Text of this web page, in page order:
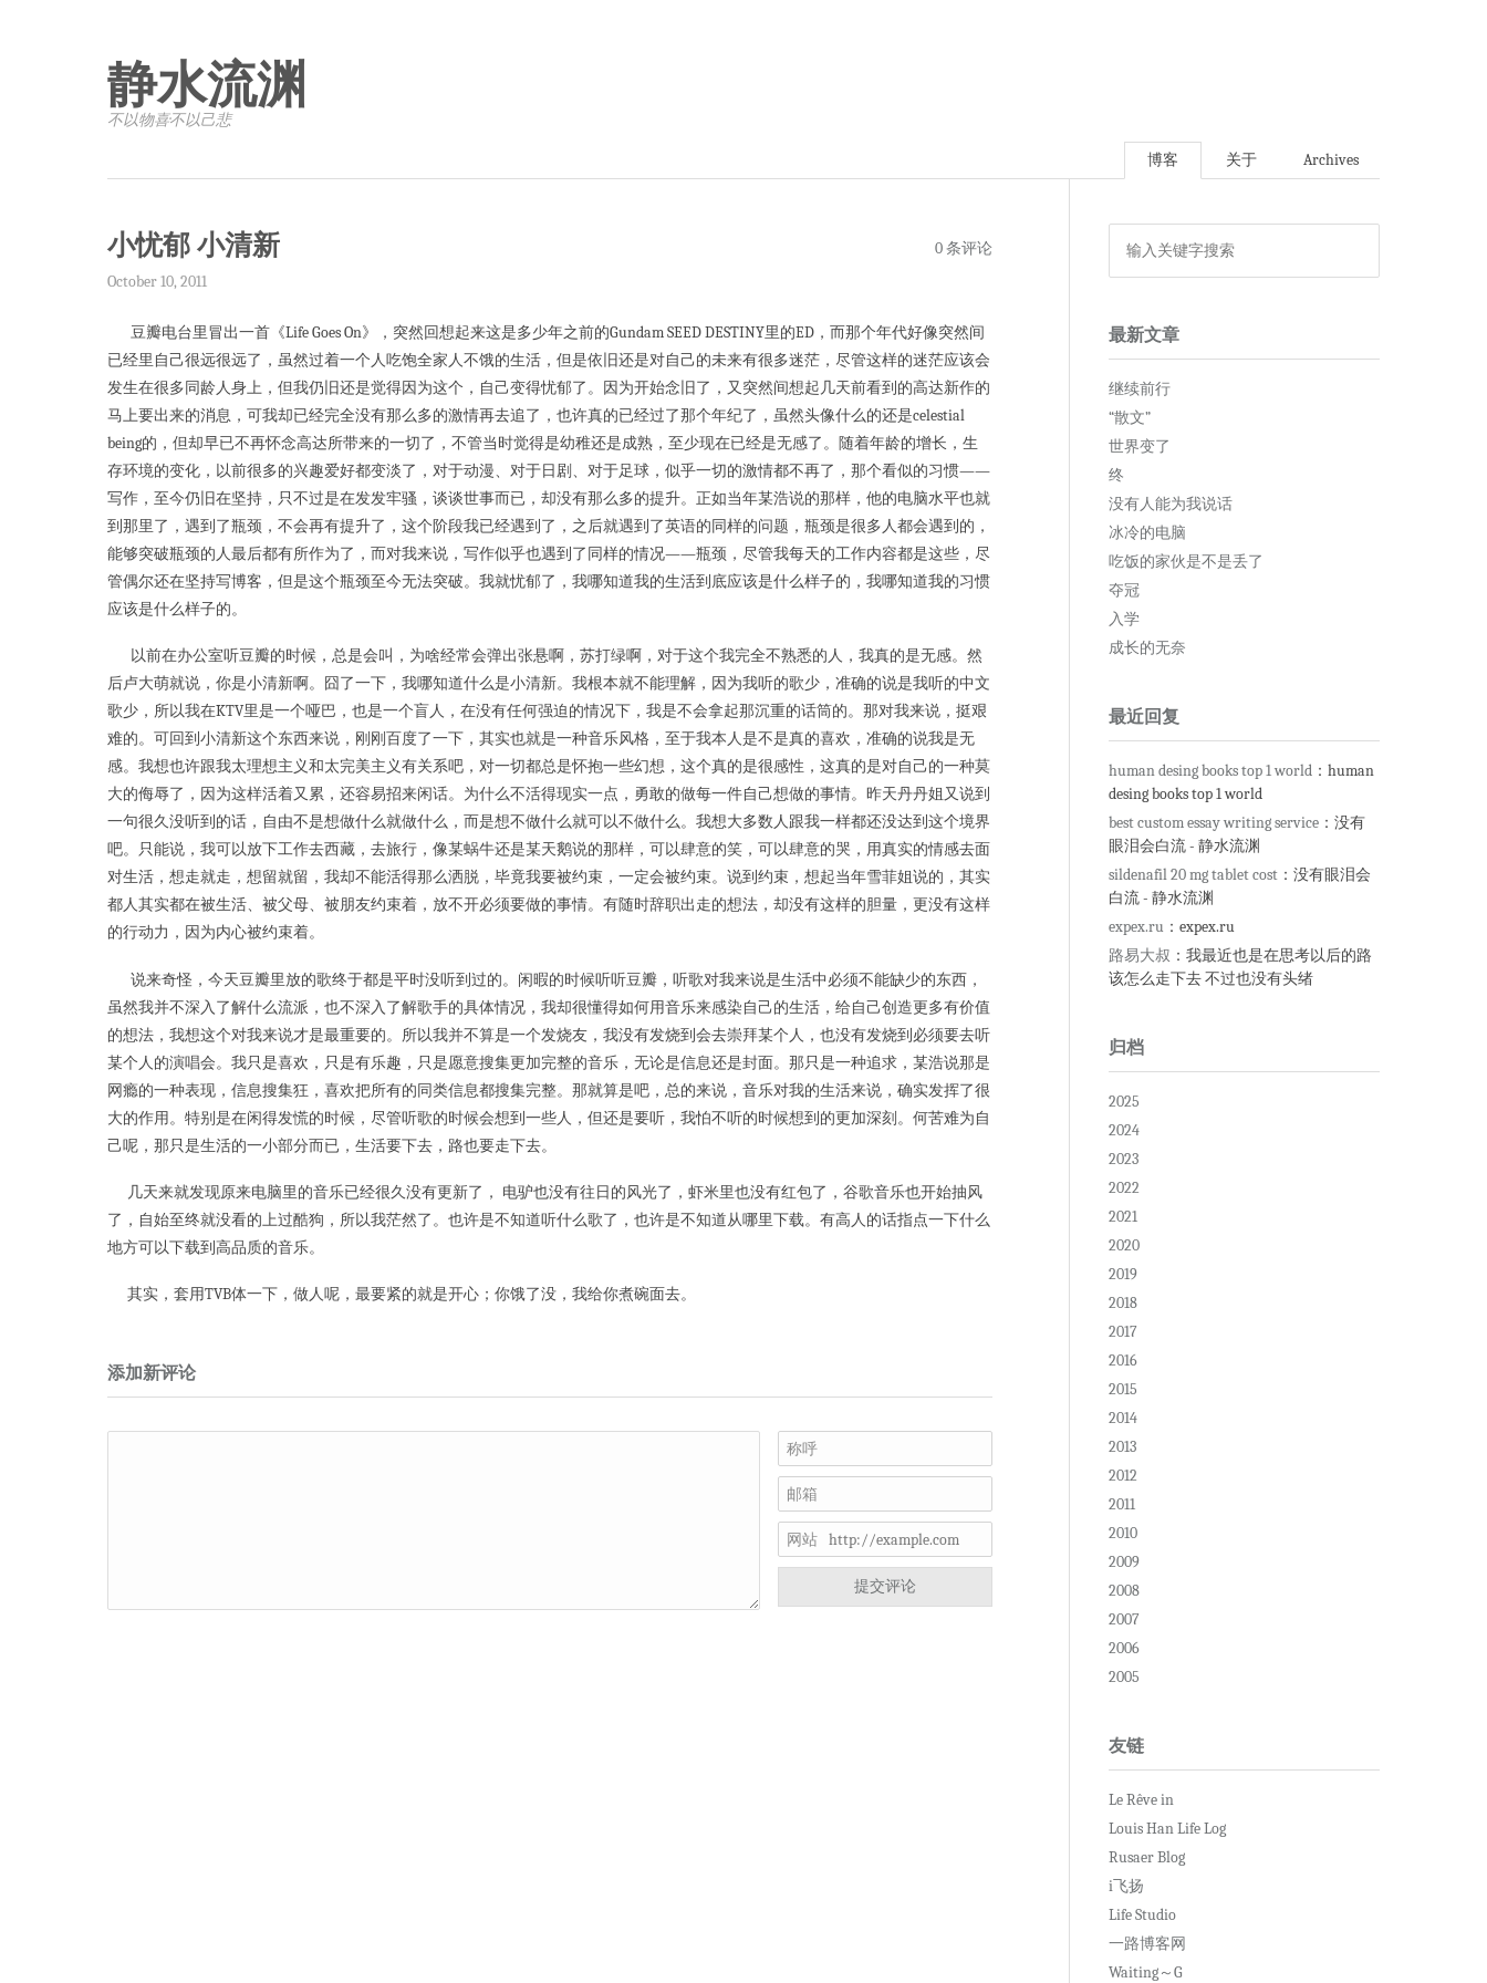
静水流渊
不以物喜·不以己悲
博客 关于 Archives
小忧郁 小清新
October 10, 2011
0 条评论
豆瓣电台里冒出一首《Life Goes On》，突然回想起来这是多少年之前的Gundam SEED DESTINY里的ED，而那个年代好像突然间
已经里自己很远很远了，虽然过着一个人吃饱全家人不饿的生活，但是依旧还是对自己的未来有很多迷茫，尽管这样的迷茫应该会
发生在很多同龄人身上，但我仍旧还是觉得因为这个，自己变得忧郁了。因为开始念旧了，又突然间想起几天前看到的高达新作的
马上要出来的消息，可我却已经完全没有那么多的激情再去追了，也许真的已经过了那个年纪了，虽然头像什么的还是celestial
being的，但却早已不再怀念高达所带来的一切了，不管当时觉得是幼稚还是成熟，至少现在已经是无感了。随着年龄的增长，生
存环境的变化，以前很多的兴趣爱好都变淡了，对于动漫、对于日剧、对于足球，似乎一切的激情都不再了，那个看似的习惯——
写作，至今仍旧在坚持，只不过是在发发牢骚，谈谈世事而已，却没有那么多的提升。正如当年某浩说的那样，他的电脑水平也就
到那里了，遇到了瓶颈，不会再有提升了，这个阶段我已经遇到了，之后就遇到了英语的同样的问题，瓶颈是很多人都会遇到的，
能够突破瓶颈的人最后都有所作为了，而对我来说，写作似乎也遇到了同样的情况——瓶颈，尽管我每天的工作内容都是这些，尽
管偶尔还在坚持写博客，但是这个瓶颈至今无法突破。我就忧郁了，我哪知道我的生活到底应该是什么样子的，我哪知道我的习惯
应该是什么样子的。
以前在办公室听豆瓣的时候，总是会叫，为啥经常会弹出张悬啊，苏打绿啊，对于这个我完全不熟悉的人，我真的是无感。然
后卢大萌就说，你是小清新啊。囧了一下，我哪知道什么是小清新。我根本就不能理解，因为我听的歌少，准确的说是我听的中文
歌少，所以我在KTV里是一个哑巴，也是一个盲人，在没有任何强迫的情况下，我是不会拿起那沉重的话筒的。那对我来说，挺艰
难的。可回到小清新这个东西来说，刚刚百度了一下，其实也就是一种音乐风格，至于我本人是不是真的喜欢，准确的说我是无
感。我想也许跟我太理想主义和太完美主义有关系吧，对一切都总是怀抱一些幻想，这个真的是很感性，这真的是对自己的一种莫
大的侮辱了，因为这样活着又累，还容易招来闲话。为什么不活得现实一点，勇敢的做每一件自己想做的事情。昨天丹丹姐又说到
一句很久没听到的话，自由不是想做什么就做什么，而是想不做什么就可以不做什么。我想大多数人跟我一样都还没达到这个境界
吧。只能说，我可以放下工作去西藏，去旅行，像某蜗牛还是某天鹅说的那样，可以肆意的笑，可以肆意的哭，用真实的情感去面
对生活，想走就走，想留就留，我却不能活得那么洒脱，毕竟我要被约束，一定会被约束。说到约束，想起当年雪菲姐说的，其实
都人其实都在被生活、被父母、被朋友约束着，放不开必须要做的事情。有随时辞职出走的想法，却没有这样的胆量，更没有这样
的行动力，因为内心被约束着。
说来奇怪，今天豆瓣里放的歌终于都是平时没听到过的。闲暇的时候听听豆瓣，听歌对我来说是生活中必须不能缺少的东西，
虽然我并不深入了解什么流派，也不深入了解歌手的具体情况，我却很懂得如何用音乐来感染自己的生活，给自己创造更多有价值
的想法，我想这个对我来说才是最重要的。所以我并不算是一个发烧友，我没有发烧到会去崇拜某个人，也没有发烧到必须要去听
某个人的演唱会。我只是喜欢，只是有乐趣，只是愿意搜集更加完整的音乐，无论是信息还是封面。那只是一种追求，某浩说那是
网瘾的一种表现，信息搜集狂，喜欢把所有的同类信息都搜集完整。那就算是吧，总的来说，音乐对我的生活来说，确实发挥了很
大的作用。特别是在闲得发慌的时候，尽管听歌的时候会想到一些人，但还是要听，我怕不听的时候想到的更加深刻。何苦难为自
己呢，那只是生活的一小部分而已，生活要下去，路也要走下去。
几天来就发现原来电脑里的音乐已经很久没有更新了， 电驴也没有往日的风光了，虾米里也没有红包了，谷歌音乐也开始抽风
了，自始至终就没看的上过酷狗，所以我茫然了。也许是不知道听什么歌了，也许是不知道从哪里下载。有高人的话指点一下什么
地方可以下载到高品质的音乐。
其实，套用TVB体一下，做人呢，最要紧的就是开心；你饿了没，我给你煮碗面去。
添加新评论
称呼
邮箱
网站
提交评论
最新文章
继续前行
“散文”
世界变了
终
没有人能为我说话
冰冷的电脑
吃饭的家伙是不是丢了
夺冠
入学
成长的无奈
最近回复
human desing books top 1 world ：human
desing books top 1 world
best custom essay writing service ：没有
眼泪会白流 - 静水流渊
sildenafil 20 mg tablet cost ：没有眼泪会
白流 - 静水流渊
expex.ru ：expex.ru
路易大叔 ：我最近也是在思考以后的路
该怎么走下去 不过也没有头绪
归档
2025
2024
2023
2022
2021
2020
2019
2018
2017
2016
2015
2014
2013
2012
2011
2010
2009
2008
2007
2006
2005
友链
Le Rêve in
Louis Han Life Log
Rusaer Blog
i飞扬
Life Studio
一路博客网
Waiting～G